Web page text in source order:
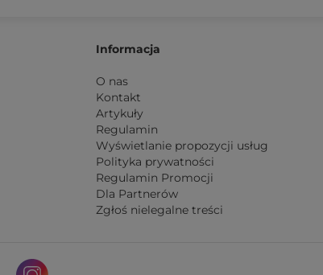
Informacja
O nas
Kontakt
Artykuły
Regulamin
Wyświetlanie propozycji usług
Polityka prywatności
Regulamin Promocji
Dla Partnerów
Zgłoś nielegalne treści